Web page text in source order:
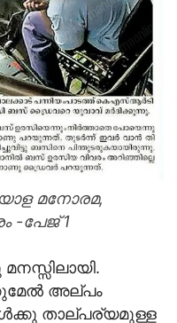
മനോരമ,
-പേജ് 1
മനസ്സിലായി.
അല്പം
താല്പര്യമുള്ള